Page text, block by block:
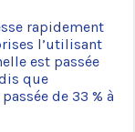
rapidement
l’utilisant
est passée
que
de 33 % à